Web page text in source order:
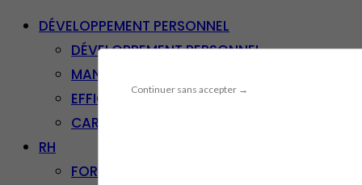
Continuer sans accepter →
DÉVELOPPEMENT PERSONNEL
DÉVELOPPEMENT PERSONNEL
MANAGEMENT
EFFICACITÉ PROFESSIONNELLE
CARRIÈRE & RECONVERSION
RH
FORMATION PROFESSIONNELLE